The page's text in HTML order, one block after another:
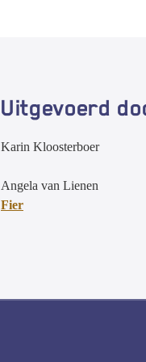
Uitgevoerd
Karin Kloosterboer
Angela van Lienen
Fier